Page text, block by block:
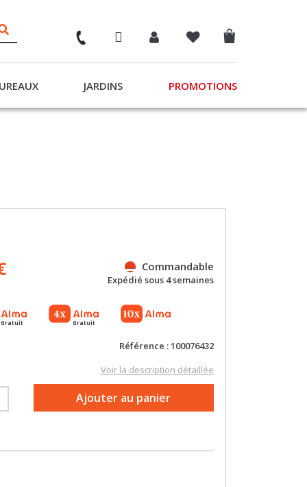
JARDINS PROMOTIONS
Commandable
Expédié sous 4 semaines
Gratuit Gratuit
Référence : 100076432
Voir la description détaillée
Ajouter au panier